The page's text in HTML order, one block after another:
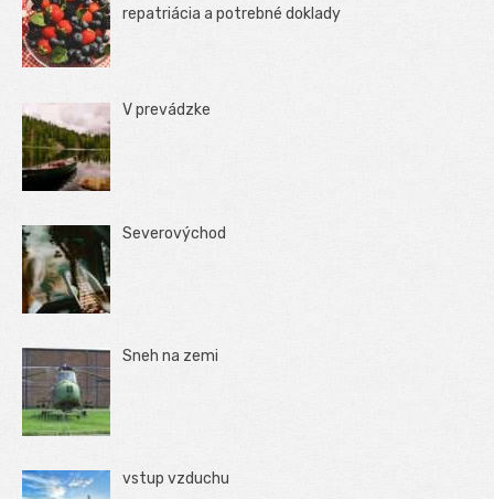
repatriácia a potrebné doklady
V prevádzke
Severovýchod
Sneh na zemi
vstup vzduchu